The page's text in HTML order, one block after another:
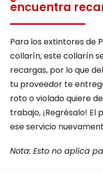
encuentra
Para los extintores de
collarín, este collarín
recargas, por lo que
tu proveedor te
roto o violado quiere
trabajo, ¡Regrésalo!
ese servicio
Nota: Esto no aplica